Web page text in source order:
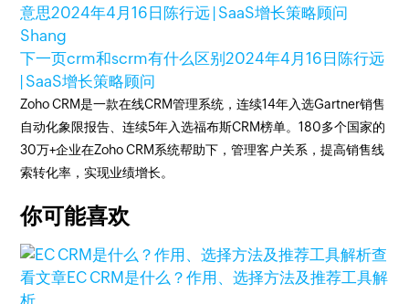
意思2024年4月16日 陈行远 | SaaS增长策略顾问
Shang
下一页crm和scrm有什么区别2024年4月16日 陈行远
| SaaS增长策略顾问
Zoho CRM是一款在线CRM管理系统，连续14年入选Gartner销售
自动化象限报告、连续5年入选福布斯CRM榜单。180多个国家的
30万+企业在Zoho CRM系统帮助下，管理客户关系，提高销售线
索转化率，实现业绩增长。
你可能喜欢
查
看文章EC CRM是什么？作用、选择方法及推荐工具解
析